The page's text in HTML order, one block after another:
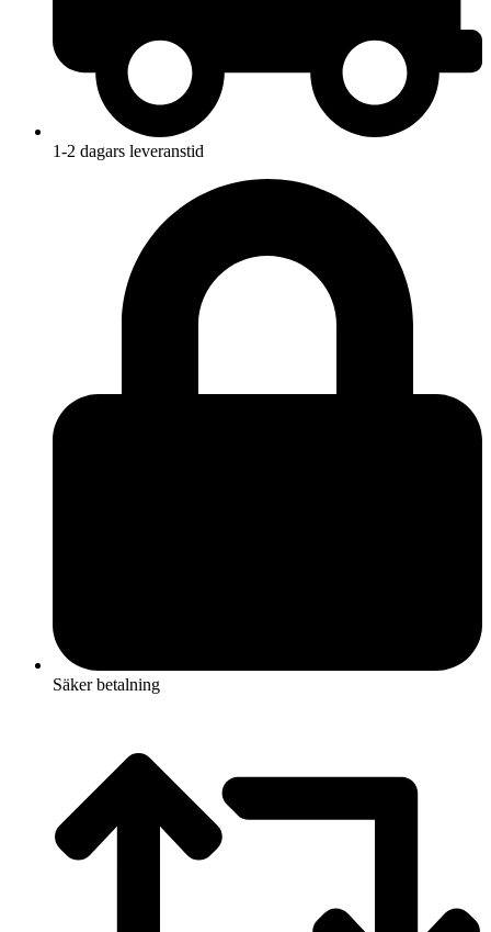
1-2 dagars leveranstid
Säker betalning